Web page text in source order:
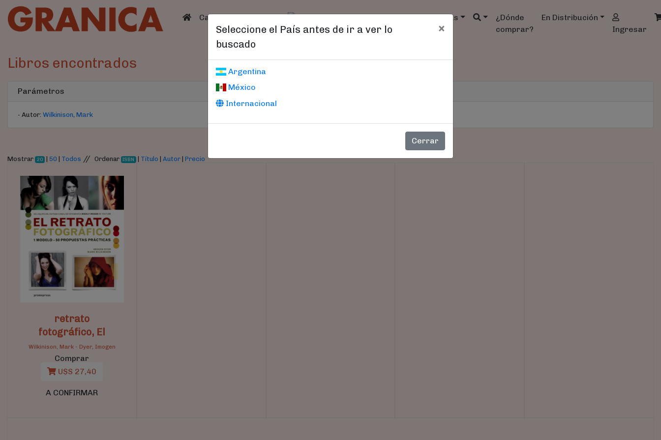
(current)
Catálogo Catálogo Agendas
¿Dónde
comprar?
En Distribución
Ingresar
Seleccione el País antes de ir a ver lo
buscado
×
Argentina
México
Internacional
Cerrar
Libros encontrados
Parámetros
- Autor: Wilkinison, Mark
Mostrar 20 | 50 Todos // Ordenar ISBN Título |Autor |Precio
retrato
fotográfico, El
Wilkinison, Mark- Dyer, Imogen
Comprar
U$S 27,40
A CONFIRMAR